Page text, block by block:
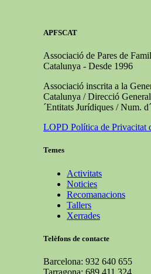
APFSCAT
Associació de Pares de
Catalunya - Desde 1996
Associació inscrita a la
Catalunya / Direcció
´Entitats Jurídiques / Num.
LOPD Política de Privacitat
Temes
Activitats
Noticies
Recomanacions
Tallers
Xerrades
Telèfons de contacte
Barcelona: 932 640 655
Tarragona: 689 411 324